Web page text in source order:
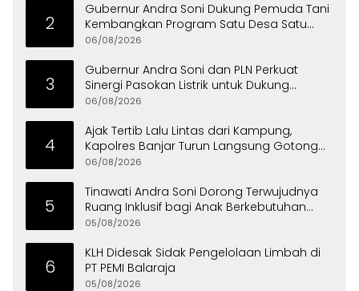
2
Gubernur Andra Soni Dukung Pemuda Tani
Kembangkan Program Satu Desa Satu
Hektare Jagung
06/08/2026
3
Gubernur Andra Soni dan PLN Perkuat
Sinergi Pasokan Listrik untuk Dukung
Investasi
06/08/2026
4
Ajak Tertib Lalu Lintas dari Kampung,
Kapolres Banjar Turun Langsung Gotong
Royong Bersama Warga
06/08/2026
5
Tinawati Andra Soni Dorong Terwujudnya
Ruang Inklusif bagi Anak Berkebutuhan
Khusus
05/08/2026
6
KLH Didesak Sidak Pengelolaan Limbah di
PT PEMI Balaraja
05/08/2026